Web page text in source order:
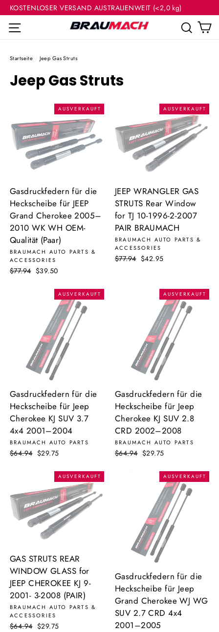
Direkt
Inhalt
KOSTENLOSER VERSAND AUSTRALIENWEIT (<2,0 kg)
Seitennavigation
Startseite / Jeep Gas Struts
Jeep Gas Struts
AUSVERKAUFT
Gasdruckfedern für die
Heckscheibe für JEEP
Grand Cherokee 2005–
2010 WK WH OEM-
Qualität (Paar)
BRAUMACH AUTO PARTS &
ACCESSORIES
Normaler
$77.94 Sonderpreis
$39.50
AUSVERKAUFT
JEEP WRANGLER GAS
STRUTS Rear Window
for TJ 10-1996-2-2007
PAIR BRAUMACH
BRAUMACH AUTO PARTS &
ACCESSORIES
Normaler
$77.94 Sonderpreis
$42.95
AUSVERKAUFT
Gasdruckfedern für die
Heckscheibe für Jeep
Cherokee KJ SUV 3.7
4x4 2001–2004
BRAUMACH AUTO PARTS
Normaler
$64.94 Sonderpreis
$29.75
AUSVERKAUFT
Gasdruckfedern für die
Heckscheibe für Jeep
Cherokee KJ SUV 2.8
CRD 2002–2008
BRAUMACH AUTO PARTS
Normaler
$64.94 Sonderpreis
$29.75
AUSVERKAUFT
GAS STRUTS REAR
WINDOW GLASS for
JEEP CHEROKEE KJ 9-
2001- 3-2008 (PAIR)
BRAUMACH AUTO PARTS &
ACCESSORIES
Normaler
$64.94 Sonderpreis
$29.75
AUSVERKAUFT
Gasdruckfedern für die
Heckscheibe für Jeep
Grand Cherokee WJ WG
SUV 2.7 CRD 4x4
2001–2005